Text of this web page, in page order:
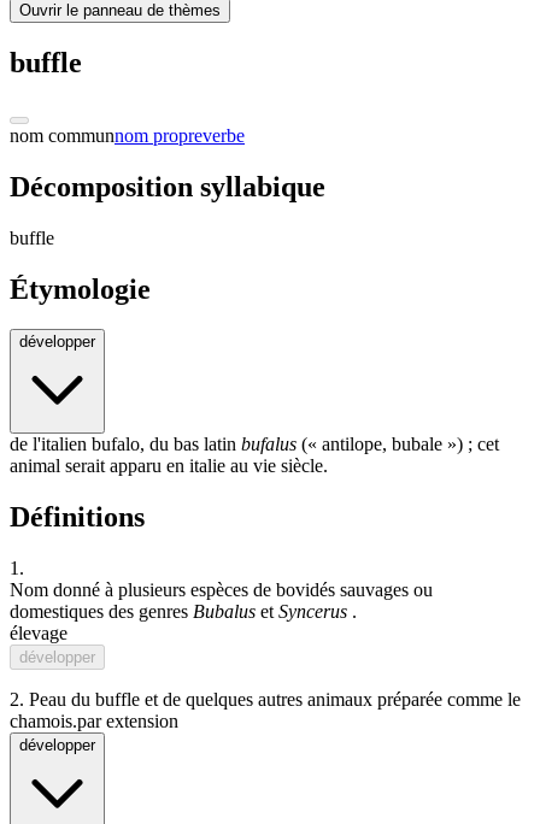
Ouvrir le panneau de thèmes
buffle
nom communnom propreverbe
Décomposition syllabique
buffle
Étymologie
développer
de l'italien bufalo, du bas latin bufalus (« antilope, bubale ») ; cet
animal serait apparu en italie au vie siècle.
Définitions
1.
Nom donné à plusieurs espèces de bovidés sauvages ou
domestiques des genres Bubalus et Syncerus .
élevage
développer
2. Peau du buffle et de quelques autres animaux préparée comme le
chamois.par extension
développer